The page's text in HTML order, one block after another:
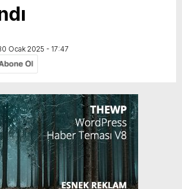
Ocak 2025 - 17:47